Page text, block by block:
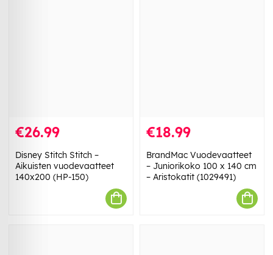
€26.99
Disney Stitch Stitch –
Aikuisten vuodevaatteet
140x200 (HP-150)
€18.99
BrandMac Vuodevaatteet
– Juniorikoko 100 x 140 cm
– Aristokatit (1029491)